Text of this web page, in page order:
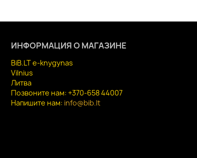
ИНФОРМАЦИЯ О МАГАЗИНЕ
BiB.LT e-knygynas
Vilnius
Литва
Позвоните нам: +370-658 44007
Напишите нам: info@bib.lt